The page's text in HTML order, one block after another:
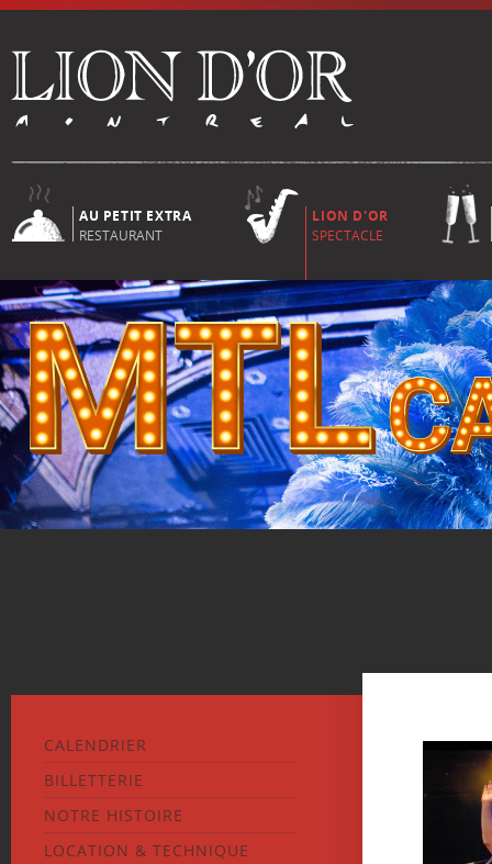
AU PETIT EXTRA
RESTAURANT
LION D'OR
SPECTACLE
CALENDRIER
BILLETTERIE
NOTRE HISTOIRE
LOCATION & TECHNIQUE